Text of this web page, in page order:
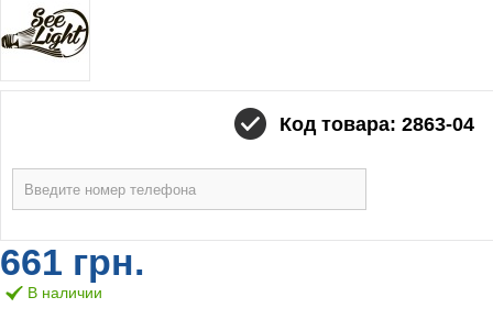
Код товара: 2863-04
661 грн.
В наличии